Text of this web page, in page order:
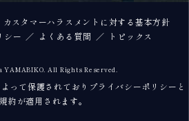
カスタマーハラスメントに対する基本方針
シー
よくある質問 トピックス
YAMABIKO. All Rights Reserved.
って保護されており プライバシーポリシー と
約 が適用されます。